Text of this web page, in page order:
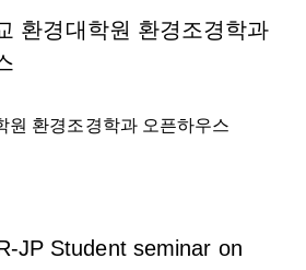
환경대학원 환경조경학과
JP Student seminar on